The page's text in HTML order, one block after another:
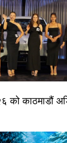
को काठमाडौं